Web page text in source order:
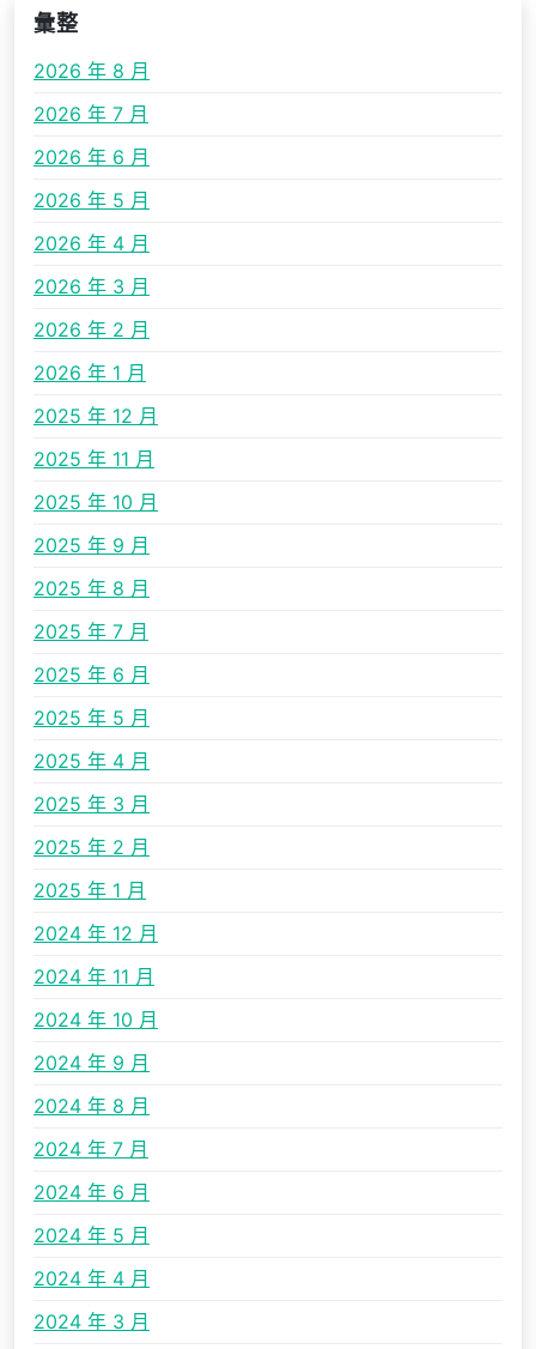
彙整
2026 年 8 月
2026 年 7 月
2026 年 6 月
2026 年 5 月
2026 年 4 月
2026 年 3 月
2026 年 2 月
2026 年 1 月
2025 年 12 月
2025 年 11 月
2025 年 10 月
2025 年 9 月
2025 年 8 月
2025 年 7 月
2025 年 6 月
2025 年 5 月
2025 年 4 月
2025 年 3 月
2025 年 2 月
2025 年 1 月
2024 年 12 月
2024 年 11 月
2024 年 10 月
2024 年 9 月
2024 年 8 月
2024 年 7 月
2024 年 6 月
2024 年 5 月
2024 年 4 月
2024 年 3 月